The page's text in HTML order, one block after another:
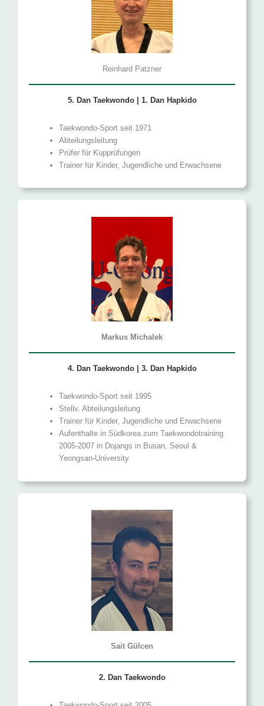
Reinhard Patzner
5. Dan Taekwondo | 1. Dan Hapkido
Taekwondo-Sport seit 1971
Abteilungsleitung
Prüfer für Kupprüfungen
Trainer für Kinder, Jugendliche und Erwachsene
Markus Michalek
4. Dan Taekwondo | 3. Dan Hapkido
Taekwondo-Sport seit 1995
Stellv. Abtei­lungs­leitung
Trainer für Kinder, Jugendliche und Erwachsene
Aufenthalte in Südkorea zum Taekwondotraining
2005-2007 in Dojangs in Busan, Seoul &
Yeongsan-University
Sait Gülcen
2. Dan Taekwondo